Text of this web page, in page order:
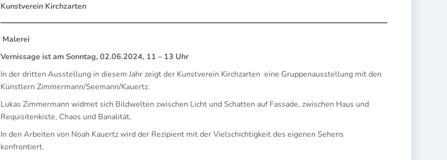
Kunstverein Kirchzarten
Malerei
Vernissage ist am Sonntag, 02.06.2024, 11 – 13 Uhr
In der dritten Ausstellung in diesem Jahr zeigt der Kunstverein Kirchzarten eine Gruppenausstellung mit den
Künstlern Zimmermann/Seemann/Kauertz.
Lukas Zimmermann widmet sich Bildwelten zwischen Licht und Schatten auf Fassade, zwischen Haus und
Requisitenkiste, Chaos und Banalität.
In den Arbeiten von Noah Kauertz wird der Rezipient mit der Vielschichtigkeit des eigenen Sehens
konfrontiert.